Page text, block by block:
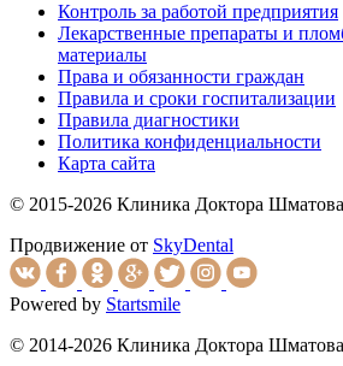
Контроль за работой предприятия
Лекарственные препараты и
материалы
Права и обязанности граждан
Правила и сроки госпитализации
Правила диагностики
Политика конфиденциальности
Карта сайта
© 2015-2026 Клиника Доктора Шматова
Продвижение от SkyDental
Powered by Startsmile
© 2014-2026 Клиника Доктора Шматова